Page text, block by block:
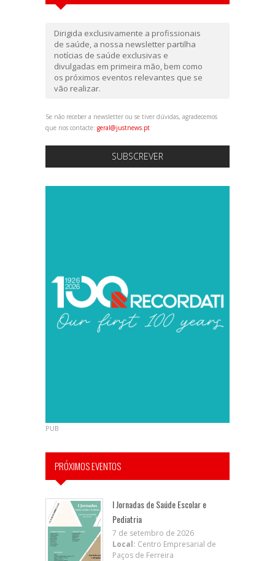
Dirigida exclusivamente a profissionais
de saúde, a nossa newsletter partilha
notícias de saúde exclusivas e
divulgadas em primeira mão, bem como
os próximos eventos relevantes que se
vão realizar.
Se não receber a newsletter ou se tiver dúvidas, agradecemos
que nos contacte: geral@justnews.pt
SUBSCREVER
PUB
PRÓXIMOS EVENTOS
I Jornadas de Saúde Escolar e
Pediatria
7 de setembro de 2026
Local: Centro Empresarial de
Paços de Ferreira